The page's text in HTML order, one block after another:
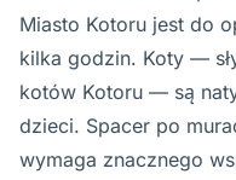
Miasto Kotoru jest do
kilka godzin. Koty —
kotów Kotoru — są
dzieci. Spacer po
wymaga znacznego